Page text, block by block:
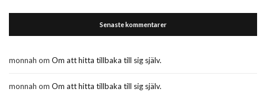
Senaste kommentarer
monnah om Om att hitta tillbaka till sig själv.
monnah om Om att hitta tillbaka till sig själv.